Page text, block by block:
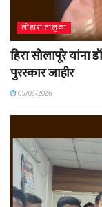
लोहारा तालुका
हिरा सोलापूरे यांना
पुरस्कार जाहीर
05/08/2026